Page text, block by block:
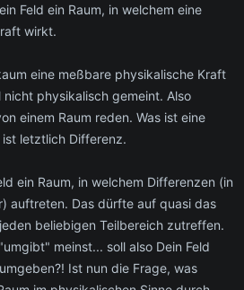
Feld ein Raum, in welchem eine
wirkt.
eine meßbare physikalische Kraft
nicht physikalisch gemeint. Also
einem Raum reden. Was ist eine
letztlich Differenz.
ein Raum, in welchem Differenzen (in
auftreten. Das dürfte auf quasi das
beliebigen Teilbereich zutreffen.
meinst... soll also Dein Feld
Ist nun die Frage, was